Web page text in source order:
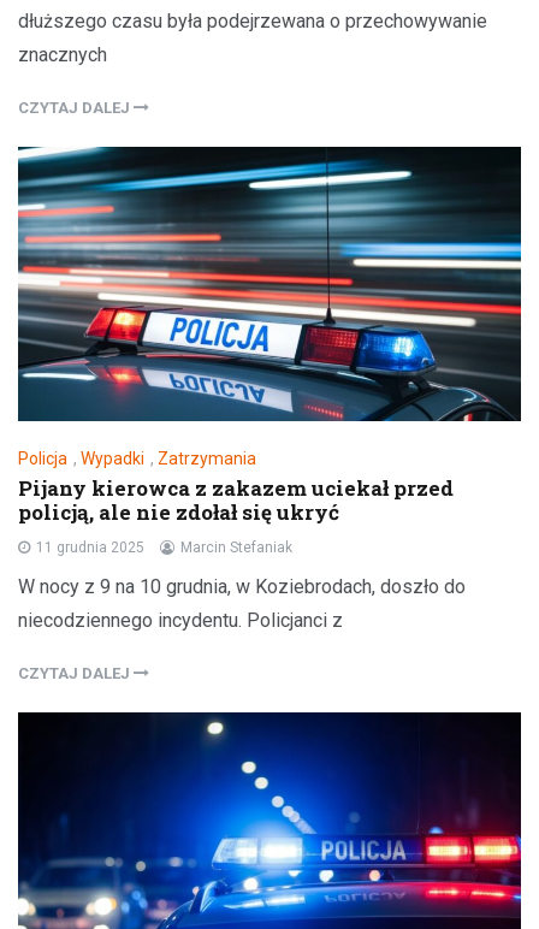
dłuższego czasu była podejrzewana o przechowywanie
znacznych
CZYTAJ DALEJ
Policja , Wypadki , Zatrzymania
Pijany kierowca z zakazem uciekał przed
policją, ale nie zdołał się ukryć
11 grudnia 2025 Marcin Stefaniak
W nocy z 9 na 10 grudnia, w Koziebrodach, doszło do
niecodziennego incydentu. Policjanci z
CZYTAJ DALEJ